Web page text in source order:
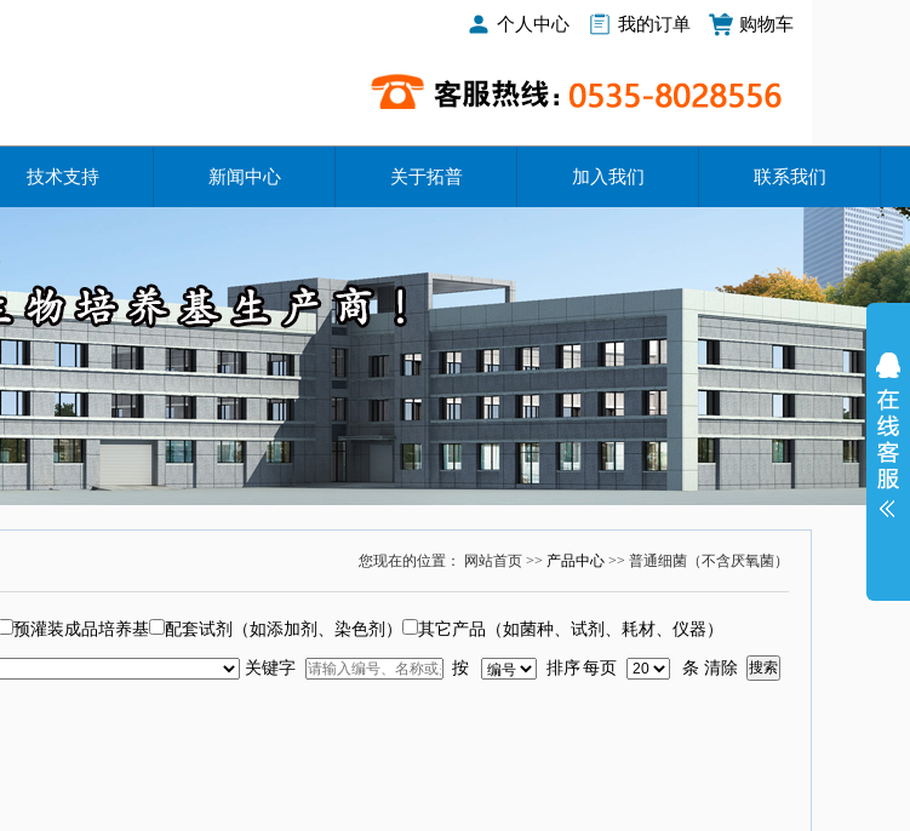
个人中心 我的订单 购物车
技术支持 新闻中心 关于拓普 加入我们 联系我们
您现在的位置： 网站首页 >> 产品中心>> 普通细菌（不含厌氧菌）
预灌装成品培养基 配套试剂（如添加剂、染色剂） 其它产品（如菌种、试剂、耗材、仪器）
关键字 按 排序每页 条 清除